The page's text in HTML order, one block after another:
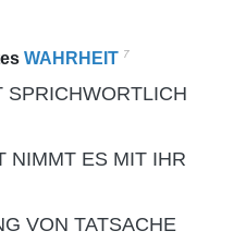
WAHRHEIT 7
SPRICHWORTLICH
NIMMT ES MIT IHR
VON TATSACHE